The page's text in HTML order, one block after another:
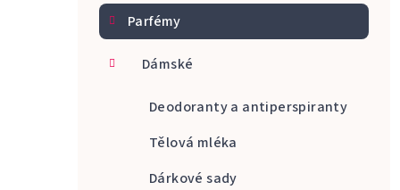
Parfémy
Dámské
Deodoranty a antiperspiranty
Tělová mléka
Dárkové sady